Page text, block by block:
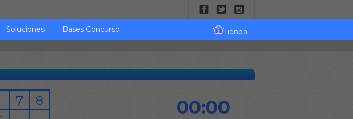
Soluciones Bases Concurso
Tienda
00:00